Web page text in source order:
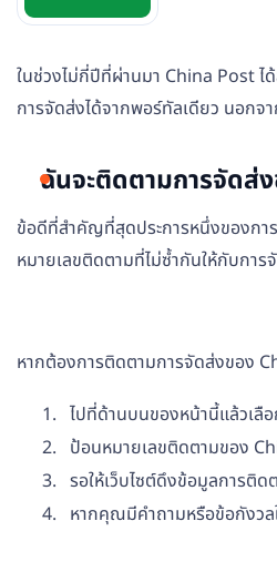
ในช่วงไม่กี่ปีที่ผ่านมา China Post
การจัดส่งได้จากพอร์ทัลเดียว นอก
ฉันจะติดตามการจัดส่
ข้อดีที่สำคัญที่สุดประการหนึ่งของกา
หมายเลขติดตามที่ไม่ซ้ำกันให้กับการ
หากต้องการติดตามการจัดส่งของ
ไปที่ด้านบนของหน้านี้แล้วเลื
ป้อนหมายเลขติดตามของ
รอให้เว็บไซต์ดึงข้อมูลการ
หากคุณมีคำถามหรือข้อกังว